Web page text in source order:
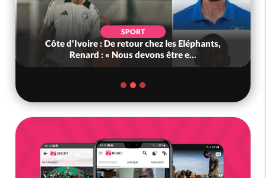
SPORT
Côte d'Ivoire : De retour chez les Eléphants,
Renard : « Nous devons être e...